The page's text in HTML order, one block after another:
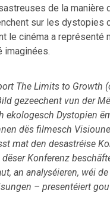
de la manière
sur les dystopies
le cinéma a
imaginées.
The Limits to Growth
gezeechent vun der
ekologesch Dystopien
dës filmesch
mat den desastréise
Konferenz
an analyséieren, wéi
– presentéiert